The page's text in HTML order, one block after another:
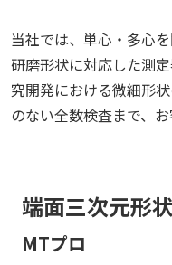
当社では、単心・多心
研磨形状に対応した測
究開発における微細形
のない全数検査まで、
端面三次元形
MTプロ